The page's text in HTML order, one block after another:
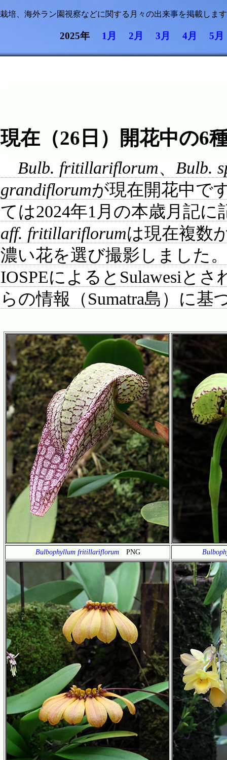
栽培、海外ラン園視察などに関する月々の出来事を掲載し
2025年 1月 2月 3月 4月 5
現在（26日）開花中の6
Bulb. fritillariflorum、 Bulb.
grandiflorumが現在開花中で
ては2024年1月の本歳月記
aff. fritillariflorumは現在複数
濃い花を選び撮影しました
IOSPEによるとSulawesiと
らの情報（Sumatra島）に基
Bulbophyllum fritillariflorumPNG